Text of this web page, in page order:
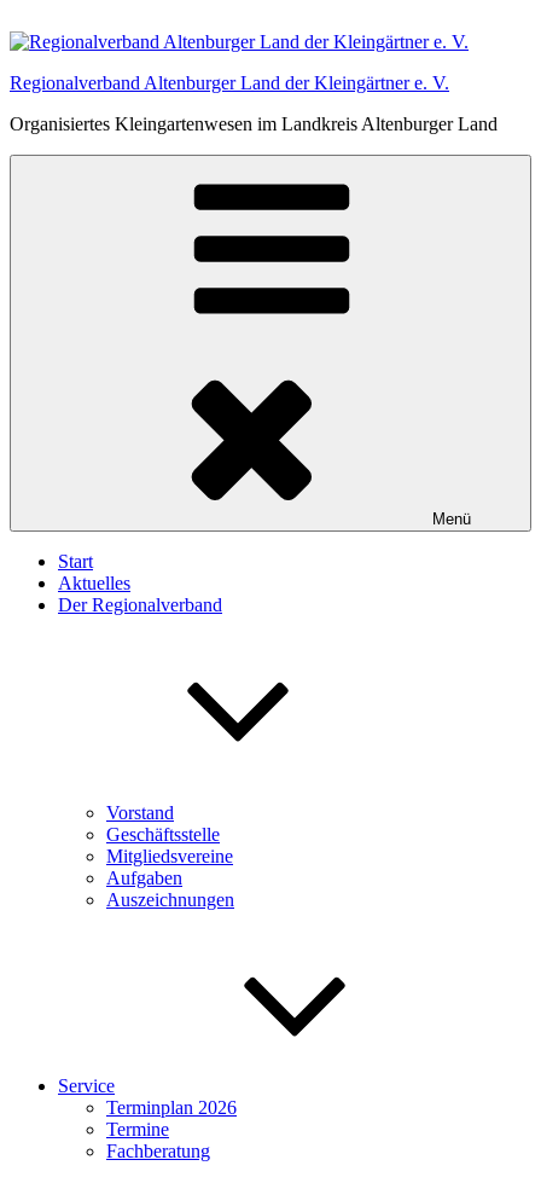
Inhalt
Regionalverband Altenburger Land der Kleingärtner e. V.
Organisiertes Kleingartenwesen im Landkreis Altenburger Land
Menü
Start
Aktuelles
Der Regionalverband
Vorstand
Geschäftsstelle
Mitgliedsvereine
Aufgaben
Auszeichnungen
Service
Terminplan 2026
Termine
Fachberatung